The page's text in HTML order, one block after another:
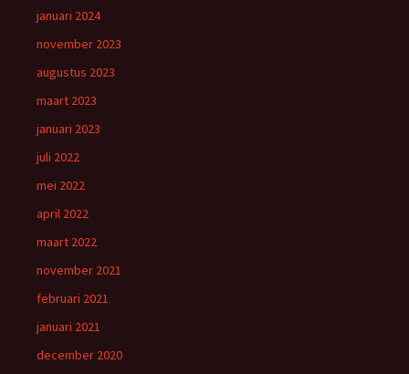
januari 2024
november 2023
augustus 2023
maart 2023
januari 2023
juli 2022
mei 2022
april 2022
maart 2022
november 2021
februari 2021
januari 2021
december 2020